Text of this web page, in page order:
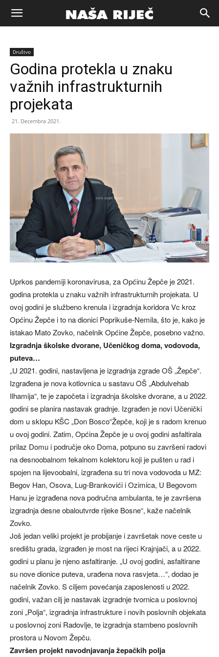
Naša
riječ
Društvo
Godina protekla u znaku
važnih infrastrukturnih
projekata
21. Decembra 2021.
Uprkos pandemiji koronavirusa, za Općinu Žepče je 2021.
godina protekla u znaku važnih infrastrukturnih projekata. U
ovoj godini je službeno krenula i izgradnja koridora Vc kroz
Općinu Žepče i to na dionici Poprikuše-Nemila, što je, kako je
istakao Mato Zovko, načelnik Općine Žepče, posebno važno.
Izgradnja školske dvorane, Učeničkog doma, vodovoda,
puteva…
„U 2021. godini, nastavljena je izgradnja zgrade OŠ „Žepče“.
Izgrađena je nova kotlovnica u sastavu OŠ „Abdulvehab
Ilhamija“, te je započeta i izgradnja školske dvorane, a u 2022.
godini se planira nastavak gradnje. Izgrađen je novi Učenički
dom u sklopu KŠC „Don Bosco“Žepče, koji je s radom krenuo
u ovoj godini. Zatim, Općina Žepče je u ovoj godini asfaltirala
prilaz Domu i područje oko Doma, potpuno su završeni radovi
na desnoobalnom fekalnom kolektoru koji je pušten u rad i
spojen na lijevoobalni, izgrađena su tri nova vodovoda u MZ:
Begov Han, Osova, Lug-Brankovići i Ozimica, U Begovom
Hanu je izgrađena nova područna ambulanta, te je završena
izgradnja desne obaloutvrde rijeke Bosne“, kaže načelnik
Zovko.
Još jedan veliki projekt je probijanje i završetak nove ceste u
središtu grada, izgrađen je most na rijeci Krajnjači, a u 2022.
godini u planu je njeno asfaltiranje. „U ovoj godini, asfaltirane
su nove dionice puteva, urađena nova rasvjeta…“, dodao je
načelnik Zovko. S ciljem povećanja zaposlenosti u 2022.
godini, važan cilj je nastavak izgradnje tvornica u poslovnoj
zoni „Polja“, izgradnja infrastrukture i novih poslovnih objekata
u poslovnoj zoni Radovlje, te izgradnja stambeno poslovnih
prostora u Novom Žepču.
Završen projekt navodnjavanja žepačkih polja